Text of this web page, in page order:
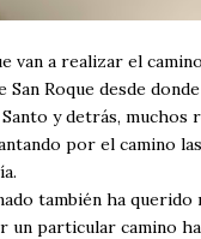
van a realizar el
San Roque desde
y detrás, muchos
por el camino
también ha querido
un particular camino